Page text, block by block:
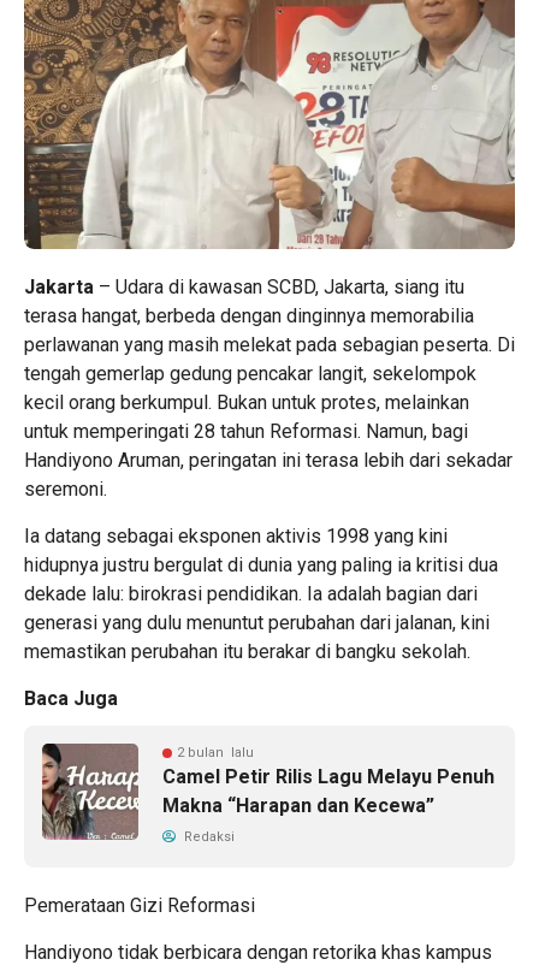
Jakarta – Udara di kawasan SCBD, Jakarta, siang itu
terasa hangat, berbeda dengan dinginnya memorabilia
perlawanan yang masih melekat pada sebagian peserta. Di
tengah gemerlap gedung pencakar langit, sekelompok
kecil orang berkumpul. Bukan untuk protes, melainkan
untuk memperingati 28 tahun Reformasi. Namun, bagi
Handiyono Aruman, peringatan ini terasa lebih dari sekadar
seremoni.
Ia datang sebagai eksponen aktivis 1998 yang kini
hidupnya justru bergulat di dunia yang paling ia kritisi dua
dekade lalu: birokrasi pendidikan. Ia adalah bagian dari
generasi yang dulu menuntut perubahan dari jalanan, kini
memastikan perubahan itu berakar di bangku sekolah.
Baca Juga
2 bulan lalu
Camel Petir Rilis Lagu Melayu Penuh
Makna “Harapan dan Kecewa”
Redaksi
Pemerataan Gizi Reformasi
Handiyono tidak berbicara dengan retorika khas kampus